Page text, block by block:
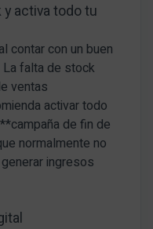
activa todo tu
contar con un buen
falta de stock
ventas
activar todo
de fin de
normalmente no
ingresos